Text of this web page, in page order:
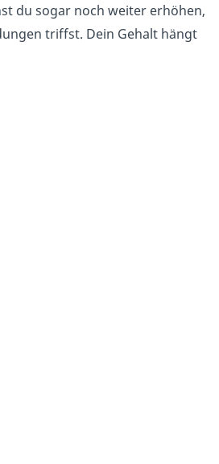
du sogar noch weiter erhöhen,
triffst. Dein Gehalt hängt